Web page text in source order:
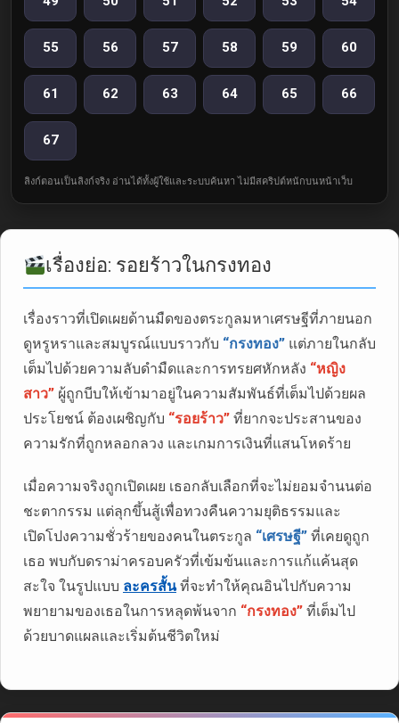
55 56 57 58 59 60
61 62 63 64 65 66
67
ลิงก์ตอนเป็นลิงก์จริง อ่านได้ทั้งผู้ใช้และระบบค้นหา ไม่มีสคริปต์หนักบนหน้าเว็บ
เรื่องย่อ: รอยร้าวในกรงทอง
เรื่องราวที่เปิดเผยด้านมืดของตระกูลมหาเศรษฐีที่ภายนอก
ดูหรูหราและสมบูรณ์แบบราวกับ “กรงทอง” แต่ภายในกลับ
เต็มไปด้วยความลับดำมืดและการทรยศหักหลัง “หญิง
สาว” ผู้ถูกบีบให้เข้ามาอยู่ในความสัมพันธ์ที่เต็มไปด้วยผล
ประโยชน์ ต้องเผชิญกับ “รอยร้าว” ที่ยากจะประสานของ
ความรักที่ถูกหลอกลวง และเกมการเงินที่แสนโหดร้าย
เมื่อความจริงถูกเปิดเผย เธอกลับเลือกที่จะไม่ยอมจำนนต่อ
ชะตากรรม แต่ลุกขึ้นสู้เพื่อทวงคืนความยุติธรรมและ
เปิดโปงความชั่วร้ายของคนในตระกูล “เศรษฐี” ที่เคยดูถูก
เธอ พบกับดราม่าครอบครัวที่เข้มข้นและการแก้แค้นสุด
สะใจ ในรูปแบบ ละครสั้นที่จะทำให้คุณอินไปกับความ
พยายามของเธอในการหลุดพ้นจาก “กรงทอง” ที่เต็มไป
ด้วยบาดแผลและเริ่มต้นชีวิตใหม่